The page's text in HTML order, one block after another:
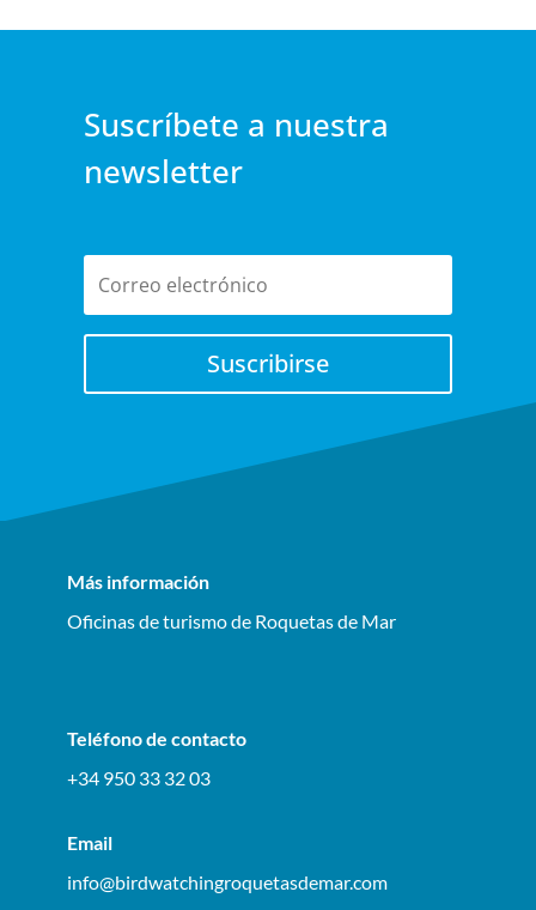
Suscríbete a nuestra
newsletter
Suscribirse
Más información
Oficinas de turismo de Roquetas de Mar
Teléfono de contacto
+34 950 33 32 03
Email
info@birdwatchingroquetasdemar.com